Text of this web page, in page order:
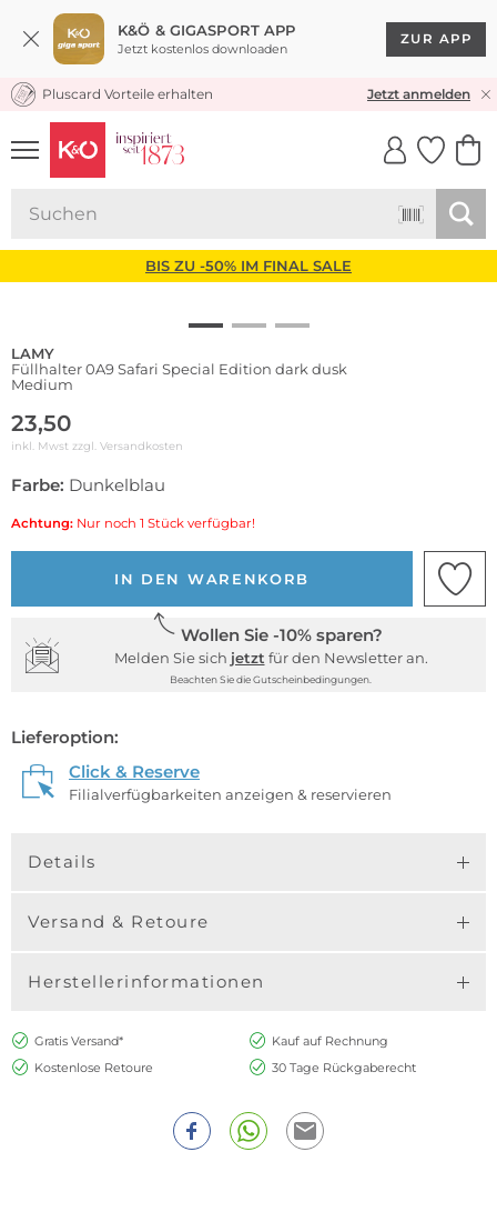
K&Ö & GIGASPORT APP
Jetzt kostenlos downloaden
ZUR APP
KOSTENLOSER VERSAND* & RÜCKVERSAND
Pluscard Vorteile erhalten Jetzt anmelden
UNSERE APP
CLICK &
BIS ZU -50% IM FINAL SALE
LAMY
Füllhalter 0A9 Safari Special Edition dark dusk
Medium
23,50
inkl. Mwst zzgl. Versandkosten
Farbe: Dunkelblau
Achtung: Nur noch 1 Stück verfügbar!
IN DEN WARENKORB
Wollen Sie -10% sparen?
Melden Sie sich jetzt für den Newsletter an.
Beachten Sie die Gutscheinbedingungen.
Lieferoption:
Click & Reserve
Filialverfügbarkeiten anzeigen & reservieren
Details
Versand & Retoure
Herstellerinformationen
Gratis Versand*
Kauf auf Rechnung
Kostenlose Retoure
30 Tage Rückgaberecht